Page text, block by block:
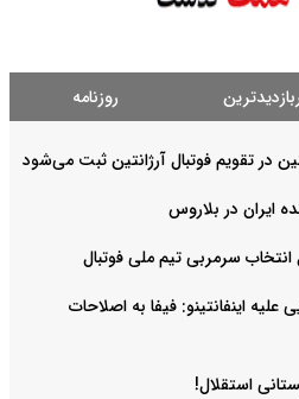
روزنامه
در تقویم فوتبال آرژانتین ثبت می‌شود
ایران در بلاروس
سرمربی تیم ملی فوتبال
علیه اینفانتینو: فیفا به اصلاحات
استقلال!